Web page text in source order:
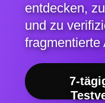
entdecken,
und zu
fragmentierte
7-